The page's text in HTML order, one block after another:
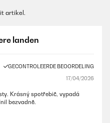
artikel.
landen
GECONTROLEERDE BEOORDELING
17/04/2026
Krásný spotřebič, vypadá
bezvadně.